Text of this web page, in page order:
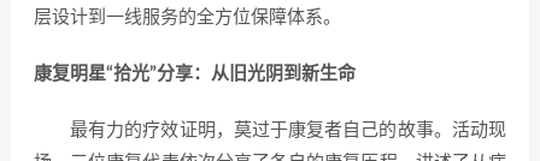
层设计到一线服务的全方位保障体系。
康复明星“拾光”分享：从旧光阴到新生命
最有力的疗效证明，莫过于康复者自己的故事。活动现